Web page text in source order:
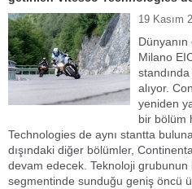
19 Kasım
Milano
alıyor.
yeniden
bir bölüm
Technologies de aynı stantta
dışındaki diğer bölümler,
devam edecek. Teknoloji
segmentinde sunduğu geniş öncü